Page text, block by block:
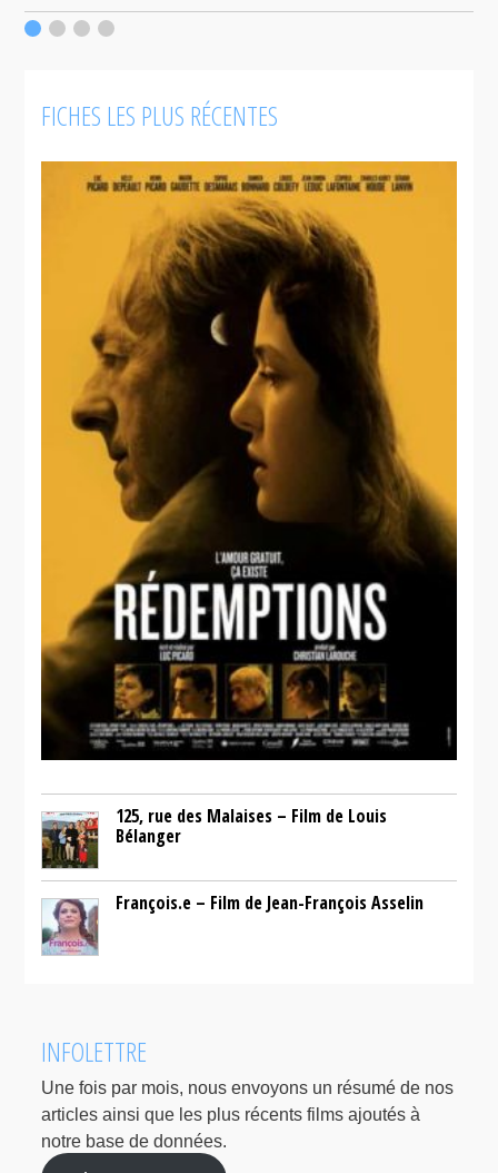
FICHES LES PLUS RÉCENTES
125, rue des Malaises – Film de Louis
Bélanger
François.e – Film de Jean-François Asselin
INFOLETTRE
Une fois par mois, nous envoyons un résumé de nos
articles ainsi que les plus récents films ajoutés à
notre base de données.